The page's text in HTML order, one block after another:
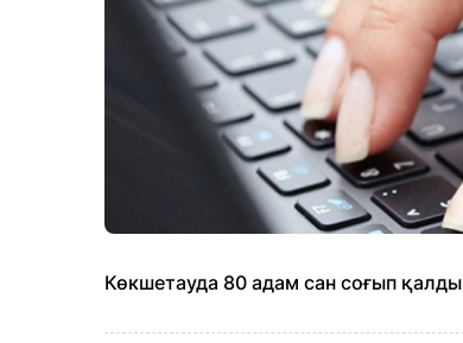
Көкшетауда 80 адам сан соғып қалды